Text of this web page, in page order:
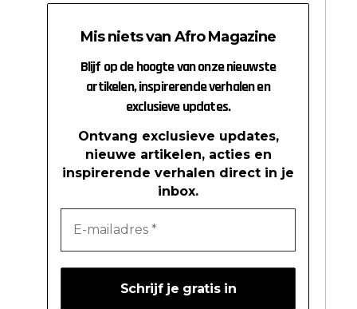
Mis niets van Afro Magazine
Blijf op de hoogte van onze nieuwste
artikelen, inspirerende verhalen en
exclusieve updates.
Ontvang exclusieve updates,
nieuwe artikelen, acties en
inspirerende verhalen direct in je
inbox.